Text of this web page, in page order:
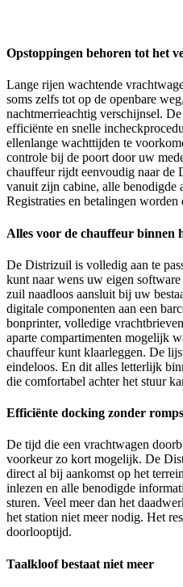
Opstoppingen behoren tot het
Lange rijen wachtende
soms zelfs tot op de openbare
nachtmerrieachtig verschijnsel.
efficiënte en snelle
ellenlange wachttijden te
controle bij de poort door uw
chauffeur rijdt eenvoudig naar de
vanuit zijn cabine, alle benodigde
Registraties en betalingen
Alles voor de chauffeur binnen
De Distrizuil is volledig aan te
kunt naar wens uw eigen
zuil naadloos aansluit bij uw
digitale componenten aan een
bonprinter, volledige
aparte compartimenten mogelijk
chauffeur kunt klaarleggen. De
eindeloos. En dit alles letterlijk
die comfortabel achter het stuur
Efficiënte docking zonder
De tijd die een vrachtwagen
voorkeur zo kort mogelijk. De
direct al bij aankomst op het
inlezen en alle benodigde
sturen. Veel meer dan het
het station niet meer nodig. Het
doorlooptijd.
Taalkloof bestaat niet meer